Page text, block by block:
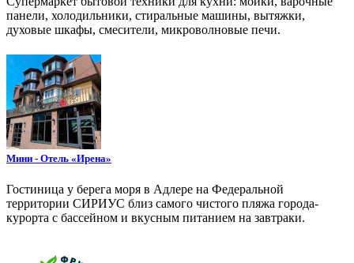
панели, холодильники, стиральные машины, вытяжки,
духовые шкафы, смесители, микроволновые печи.
Мини - Отель «Ирена»
Гостиница у берега моря в Адлере на Федеральной
территории СИРИУС близ самого чистого пляжа города-
курорта с бассейном и вкусным питанием на завтраки.